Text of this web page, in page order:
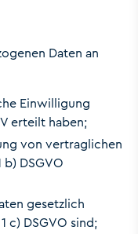
Daten an
Einwilligung
erteilt haben;
von vertraglichen
b) DSGVO
gesetzlich
c) DSGVO sind;